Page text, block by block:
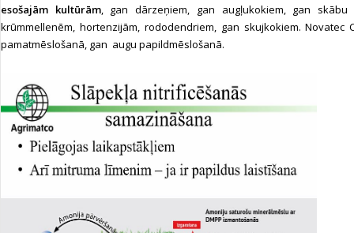
esošajām kultūrām, gan dārzeņiem, gan augļukokiem, gan
krūmmellenēm, hortenzijām, rododendriem, gan skujkokiem. Novatec
pamatmēslošanā, gan augu papildmēslošanā.